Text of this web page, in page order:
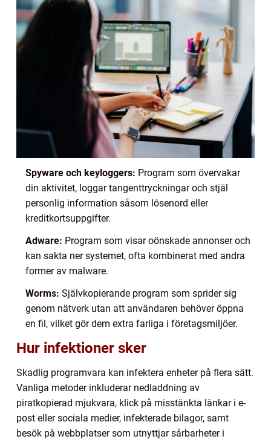
Spyware och keyloggers: Program som övervakar
din aktivitet, loggar tangenttryckningar och stjäl
personlig information såsom lösenord eller
kreditkortsuppgifter.
Adware: Program som visar oönskade annonser och
kan sakta ner systemet, ofta kombinerat med andra
former av malware.
Worms: Självkopierande program som sprider sig
genom nätverk utan att användaren behöver öppna
en fil, vilket gör dem extra farliga i företagsmiljöer.
Hur infektioner sker
Skadlig programvara kan infektera enheter på flera sätt.
Vanliga metoder inkluderar nedladdning av
piratkopierad mjukvara, klick på misstänkta länkar i e-
post eller sociala medier, infekterade bilagor, samt
besök på webbplatser som utnyttjar sårbarheter i